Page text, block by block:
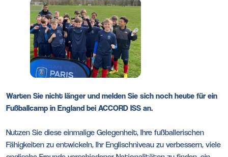
Warten Sie nicht länger und melden Sie sich noch heute für ein
Fußballcamp in England bei ACCORD ISS an.
Nutzen Sie diese einmalige Gelegenheit, Ihre fußballerischen
Fähigkeiten zu entwickeln, Ihr Englischniveau zu verbessern, viele